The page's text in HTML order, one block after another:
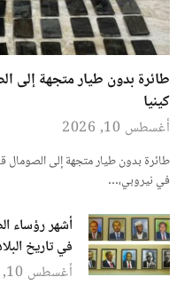
طائرة بدون طيار متجهة إلى
كينيا
أغسطس 10, 2026
طائرة بدون طيار متجهة إلى الصومال
في نيروبي،…
أشهر رؤساء
في تاريخ
أغسطس 10, 2026